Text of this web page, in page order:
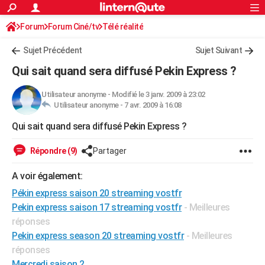
ACTUALITÉS
Politique
Société
Faits Divers
Education
Monde
Villes
+
FINANCE
Retraite
Impôts
Epargne
Immobilier
Risques naturels par ville
Banque
Assurance
Crédit
AUTO
Essais
Réserver un essai
Citadines
Berlines
SUV
Forum auto
+HIGH-TECH
Mobiles
Meilleur smartphone
Internet
Ordinateurs
Jeux vidéo
Guide high-tech
BRICOLAGE
Forum
Aménagement intérieur
Extérieur
Cuisine
Salle de bains
Jardinage
Rangement
WEEK-END
Guides de France
Escapades
Patrimoine
Expositions
Musées
Week-end nature
+LIFESTYLE
Art de vivre
Bien-être
Loisirs
ModeModes de vie
SANTE
Alimentation
Guide de la santé
Maladies
Médicaments
Sommeil
VOYAGE
S'inscrire
Connexion
Forum Forum Ciné/tv Télé réalité
Sujet Précédent Sujet Suivant
Qui sait quand sera diffusé Pekin Express ?
Utilisateur anonyme- Modifié le 3 janv. 2009 à 23:02
Utilisateur anonyme - 7 avr. 2009 à 16:08
Qui sait quand sera diffusé Pekin Express ?
Répondre (9) Partager
A voir également:
Pékin express saison 20 streaming vostfr
Pekin express saison 17 streaming vostfr - Meilleures
réponses
Pekin express season 20 streaming vostfr - Meilleures
réponses